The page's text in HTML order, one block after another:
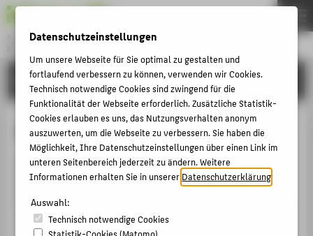
Menu
STUDYING
Global Supply Chain Management
After completing this module you will be familiar with
the principles of global supply chain management and
the bullwhip effect. You will learn how to design supply
chain concepts and integrate them into international
THEMEN
EN
STUDYING
APPLYING
OUR FACULTY
CONTACT US
Datenschutzeinstellungen
Um unsere Webseite für Sie optimal zu gestalten und
fortlaufend verbessern zu können, verwenden wir Cookies.
Technisch notwendige Cookies sind zwingend für die
Funktionalität der Webseite erforderlich. Zusätzliche Statistik-
Cookies erlauben es uns, das Nutzungsverhalten anonym
auszuwerten, um die Webseite zu verbessern. Sie haben die
Möglichkeit, Ihre Datenschutzeinstellungen über einen Link im
unteren Seitenbereich jederzeit zu ändern. Weitere
Informationen erhalten Sie in unsererDatenschutzerklärung
Auswahl:
Technisch notwendige Cookies